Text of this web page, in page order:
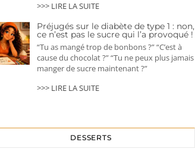
>>> LIRE LA SUITE
Préjugés sur le diabète de type 1 : non,
ce n’est pas le sucre qui l’a provoqué !
“Tu as mangé trop de bonbons ?” “C’est à
cause du chocolat ?” “Tu ne peux plus jamais
manger de sucre maintenant ?”
>>> LIRE LA SUITE
DESSERTS